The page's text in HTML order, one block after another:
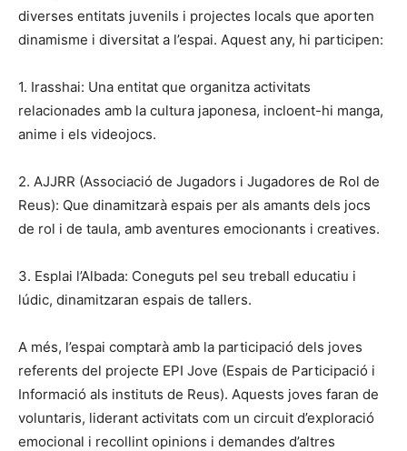
diverses entitats juvenils i projectes locals que aporten
dinamisme i diversitat a l’espai. Aquest any, hi participen:
1. Irasshai: Una entitat que organitza activitats
relacionades amb la cultura japonesa, incloent-hi manga,
anime i els videojocs.
2. AJJRR (Associació de Jugadors i Jugadores de Rol de
Reus): Que dinamitzarà espais per als amants dels jocs
de rol i de taula, amb aventures emocionants i creatives.
3. Esplai l’Albada: Coneguts pel seu treball educatiu i
lúdic, dinamitzaran espais de tallers.
A més, l’espai comptarà amb la participació dels joves
referents del projecte EPI Jove (Espais de Participació i
Informació als instituts de Reus). Aquests joves faran de
voluntaris, liderant activitats com un circuit d’exploració
emocional i recollint opinions i demandes d’altres